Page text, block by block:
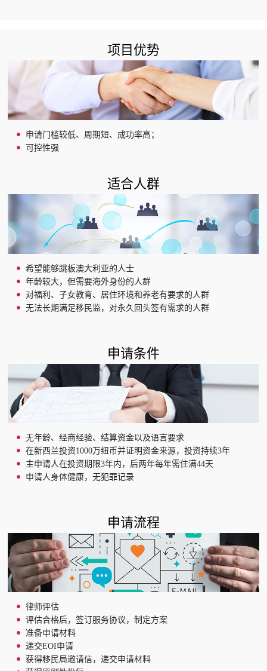
项目优势
申请门槛较低、周期短、成功率高；
可控性强
适合人群
希望能够跳板澳大利亚的人士
年龄较大，但需要海外身份的人群
对福利、子女教育、居住环境和养老有要求的人群
无法长期满足移民监，对永久回头签有需求的人群
申请条件
无年龄、经商经验、结算资金以及语言要求
在新西兰投资1000万纽币并证明资金来源，投资持续3年
主申请人在投资期限3年内，后两年每年需住满44天
申请人身体健康，无犯罪记录
申请流程
律师评估
评估合格后，签订服务协议，制定方案
准备申请材料
递交EOI申请
获得移民局邀请信，递交申请材料